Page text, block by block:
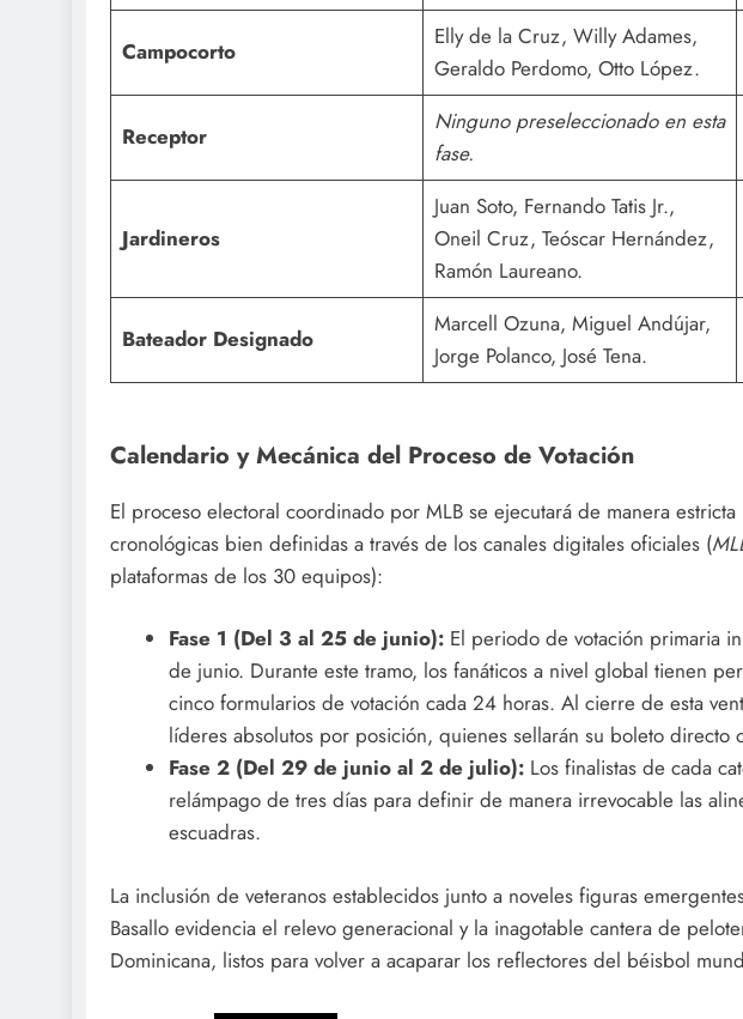
Campocorto
Elly de la Cruz, Willy Adames,
Geraldo Perdomo, Otto López.
Receptor
Ninguno preseleccionado en esta
fase.
Jardineros
Juan Soto, Fernando Tatis Jr.,
Oneil Cruz, Teóscar Hernández,
Ramón Laureano.
Bateador Designado
Marcell Ozuna, Miguel Andújar,
Jorge Polanco, José Tena.
Calendario y Mecánica del Proceso de Votación
El proceso electoral coordinado por MLB se ejecutará de manera
cronológicas bien definidas a través de los canales digitales oficiales (
plataformas de los 30 equipos):
Fase 1 (Del 3 al 25 de junio):El periodo de votación primaria
de junio. Durante este tramo, los fanáticos a nivel global tienen
cinco formularios de votación cada 24 horas. Al cierre de esta
líderes absolutos por posición, quienes sellarán su boleto directo
Fase 2 (Del 29 de junio al 2 de julio):Los finalistas de cada
relámpago de tres días para definir de manera irrevocable las
escuadras.
La inclusión de veteranos establecidos junto a noveles figuras
Basallo evidencia el relevo generacional y la inagotable cantera de
Dominicana, listos para volver a acaparar los reflectores del béisbol